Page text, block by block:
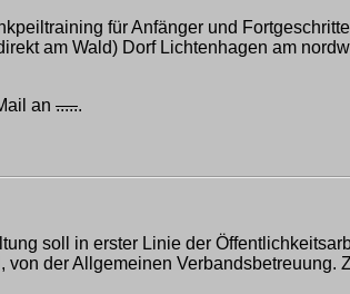
für Anfänger und
am Wald) Dorf Lichtenhagen am
an ......
soll in erster Linie der
der Allgemeinen Verbandsbetreuung.